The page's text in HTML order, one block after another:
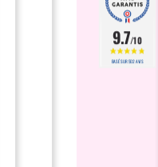
9.7/10
BASÉ SUR 502 AVIS